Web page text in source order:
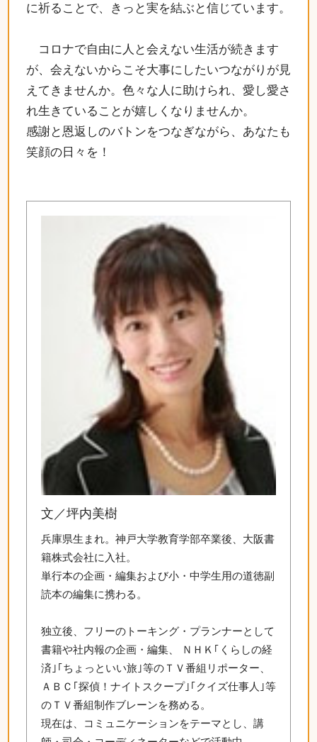
に祈ることで、きっと実を結ぶと信じています。
コロナで自由に人と会えない生活が続きます
が、会えないからこそ大事にしたいつながりが見
えてきませんか。色々な人に助けられ、愛し愛さ
れ生きていることが嬉しくなりませんか。
感謝と恩返しのバトンをつなぎながら、あなたも
笑顔の日々を！
文／坪内美樹
兵庫県生まれ。神戸大学教育学部卒業後、大阪書
籍株式会社に入社。
単行本の企画・編集および小・中学生用の道徳副
読本の編集に携わる。
独立後、フリーのトーキング・プランナーとして
書籍や社内報の企画・編集、 ＮＨＫ｢くらしの経
済｣｢ちょっといい旅｣等のＴＶ番組リポーター、
ＡＢＣ｢探偵！ナイトスクープ｣｢クイズ仕事人｣等
のＴＶ番組制作ブレーンを務める。
現在は、コミュニケーションをテーマとし、講